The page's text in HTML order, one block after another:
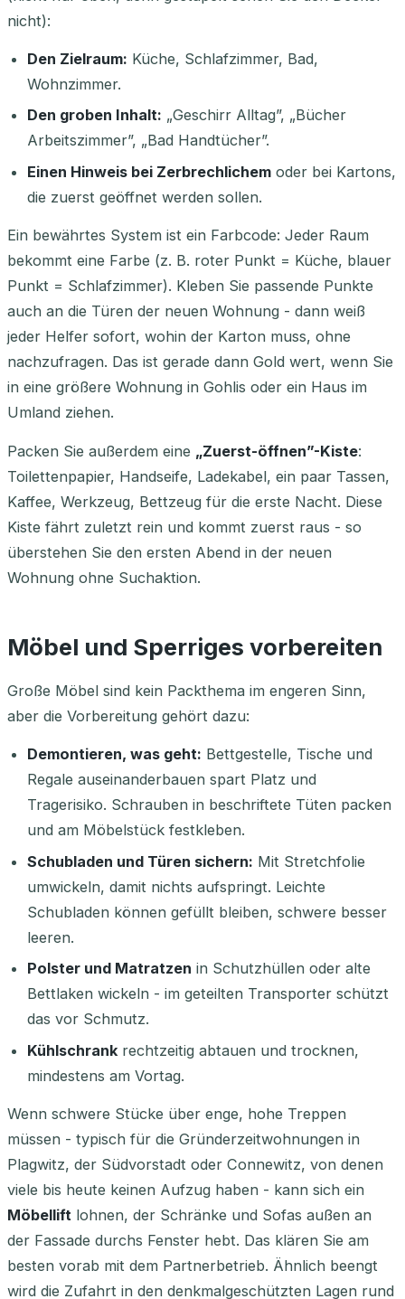
nicht):
Den Zielraum: Küche, Schlafzimmer, Bad,
Wohnzimmer.
Den groben Inhalt: „Geschirr Alltag”, „Bücher
Arbeitszimmer”, „Bad Handtücher”.
Einen Hinweis bei Zerbrechlichem oder bei Kartons,
die zuerst geöffnet werden sollen.
Ein bewährtes System ist ein Farbcode: Jeder Raum
bekommt eine Farbe (z. B. roter Punkt = Küche, blauer
Punkt = Schlafzimmer). Kleben Sie passende Punkte
auch an die Türen der neuen Wohnung - dann weiß
jeder Helfer sofort, wohin der Karton muss, ohne
nachzufragen. Das ist gerade dann Gold wert, wenn Sie
in eine größere Wohnung in Gohlis oder ein Haus im
Umland ziehen.
Packen Sie außerdem eine „Zuerst-öffnen”-Kiste:
Toilettenpapier, Handseife, Ladekabel, ein paar Tassen,
Kaffee, Werkzeug, Bettzeug für die erste Nacht. Diese
Kiste fährt zuletzt rein und kommt zuerst raus - so
überstehen Sie den ersten Abend in der neuen
Wohnung ohne Suchaktion.
Möbel und Sperriges vorbereiten
Große Möbel sind kein Packthema im engeren Sinn,
aber die Vorbereitung gehört dazu:
Demontieren, was geht: Bettgestelle, Tische und
Regale auseinanderbauen spart Platz und
Tragerisiko. Schrauben in beschriftete Tüten packen
und am Möbelstück festkleben.
Schubladen und Türen sichern: Mit Stretchfolie
umwickeln, damit nichts aufspringt. Leichte
Schubladen können gefüllt bleiben, schwere besser
leeren.
Polster und Matratzen in Schutzhüllen oder alte
Bettlaken wickeln - im geteilten Transporter schützt
das vor Schmutz.
Kühlschrank rechtzeitig abtauen und trocknen,
mindestens am Vortag.
Wenn schwere Stücke über enge, hohe Treppen
müssen - typisch für die Gründerzeitwohnungen in
Plagwitz, der Südvorstadt oder Connewitz, von denen
viele bis heute keinen Aufzug haben - kann sich ein
Möbellift lohnen, der Schränke und Sofas außen an
der Fassade durchs Fenster hebt. Das klären Sie am
besten vorab mit dem Partnerbetrieb. Ähnlich beengt
wird die Zufahrt in den denkmalgeschützten Lagen rund